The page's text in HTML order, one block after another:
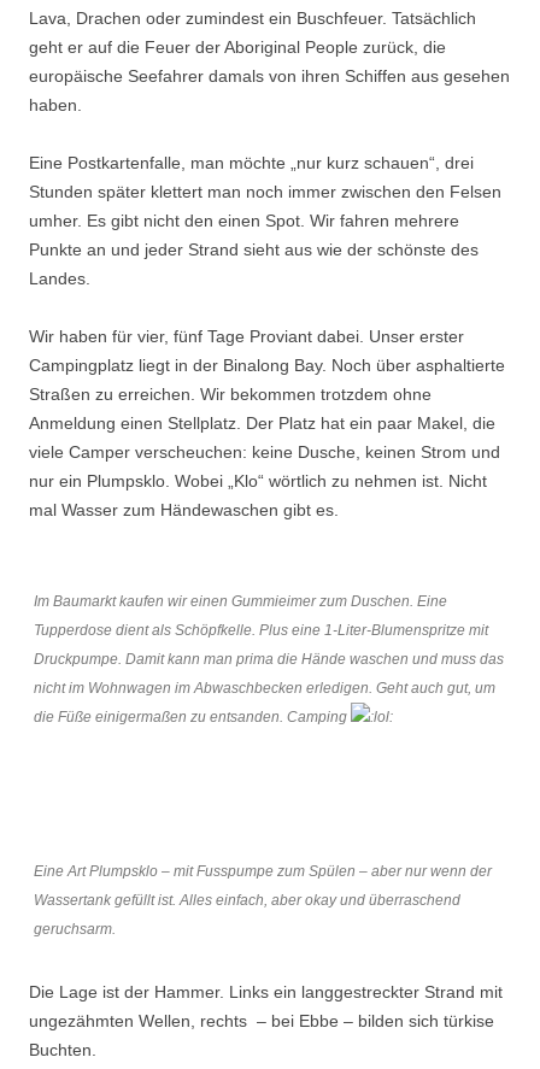
Lava, Drachen oder zumindest ein Buschfeuer. Tatsächlich
geht er auf die Feuer der Aboriginal People zurück, die
europäische Seefahrer damals von ihren Schiffen aus gesehen
haben.
Eine Postkartenfalle, man möchte „nur kurz schauen“, drei
Stunden später klettert man noch immer zwischen den Felsen
umher. Es gibt nicht den einen Spot. Wir fahren mehrere
Punkte an und jeder Strand sieht aus wie der schönste des
Landes.
Wir haben für vier, fünf Tage Proviant dabei. Unser erster
Campingplatz liegt in der Binalong Bay. Noch über asphaltierte
Straßen zu erreichen. Wir bekommen trotzdem ohne
Anmeldung einen Stellplatz. Der Platz hat ein paar Makel, die
viele Camper verscheuchen: keine Dusche, keinen Strom und
nur ein Plumpsklo. Wobei „Klo“ wörtlich zu nehmen ist. Nicht
mal Wasser zum Händewaschen gibt es.
Im Baumarkt kaufen wir einen Gummieimer zum Duschen. Eine
Tupperdose dient als Schöpfkelle. Plus eine 1-Liter-Blumenspritze mit
Druckpumpe. Damit kann man prima die Hände waschen und muss das
nicht im Wohnwagen im Abwaschbecken erledigen. Geht auch gut, um
die Füße einigermaßen zu entsanden. Camping
Eine Art Plumpsklo – mit Fusspumpe zum Spülen – aber nur wenn der
Wassertank gefüllt ist. Alles einfach, aber okay und überraschend
geruchsarm.
Die Lage ist der Hammer. Links ein langgestreckter Strand mit
ungezähmten Wellen, rechts – bei Ebbe – bilden sich türkise
Buchten.